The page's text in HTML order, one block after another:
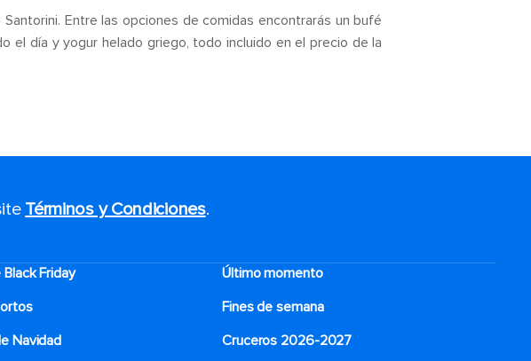
Entre las opciones de comidas encontrarás un bufé
el día y yogur helado griego, todo incluido en el precio de la
Términos y Condiciones.
Friday
Último momento
Fines de semana
Navidad
Cruceros 2026-2027